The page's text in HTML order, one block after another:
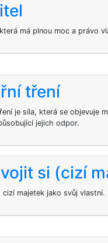
má plnou moc a právo
tření
je síla, která se objevuje
jejich odpor.
si (cizí
cizí majetek jako svůj vlastní.